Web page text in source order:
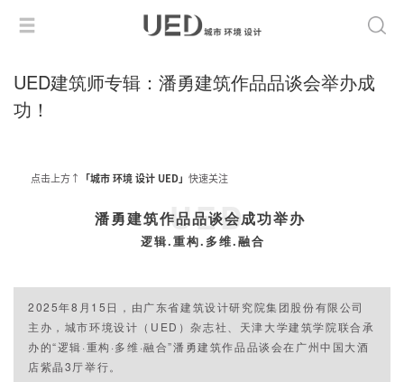
UED建筑师专辑：潘勇建筑作品品谈会举办成
功！
点击上方↑ 「城市 环境 设计 UED」 快速关注
UED
潘勇建筑作品品谈会成功举办
逻辑.重构.多维.融合
2025年8月15日，由广东省建筑设计研究院集团股份有限公司
主办，城市环境设计（UED）杂志社、天津大学建筑学院联合承
办的“逻辑·重构·多维·融合”潘勇建筑作品品谈会在广州中国大酒
店紫晶3厅举行。